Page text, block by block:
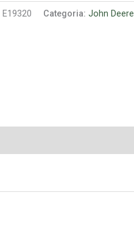
E19320 Categoria: John Deere